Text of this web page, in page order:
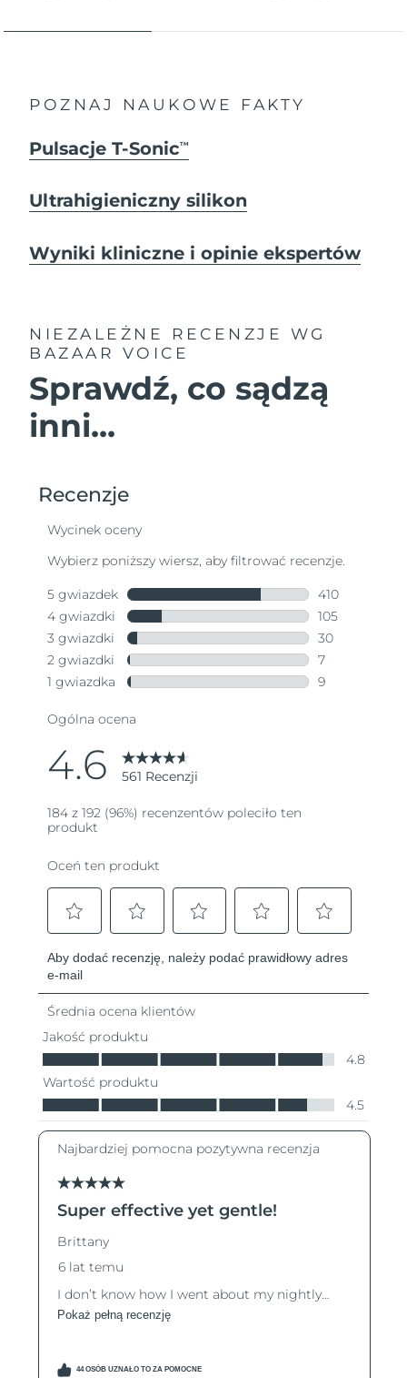
POZNAJ NAUKOWE FAKTY
Pulsacje T-SonicTM
Ultrahigieniczny silikon
Wyniki kliniczne i opinie ekspertów
NIEZALEŻNE RECENZJE
WG
BAZAAR VOICE
Sprawdź, co sądzą
inni...